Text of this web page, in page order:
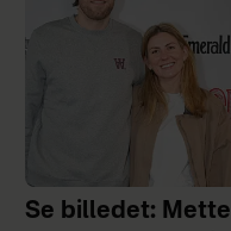
Se billedet: Mette